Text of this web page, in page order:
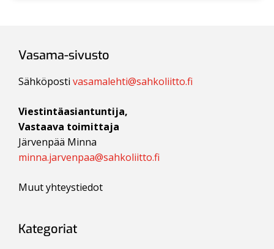
Vasama-sivusto
Sähköpostivasamalehti@sahkoliitto.fi
Viestintäasiantuntija,
Vastaava toimittaja
Järvenpää Minna
minna.jarvenpaa@sahkoliitto.fi
Muut yhteystiedot
Kategoriat